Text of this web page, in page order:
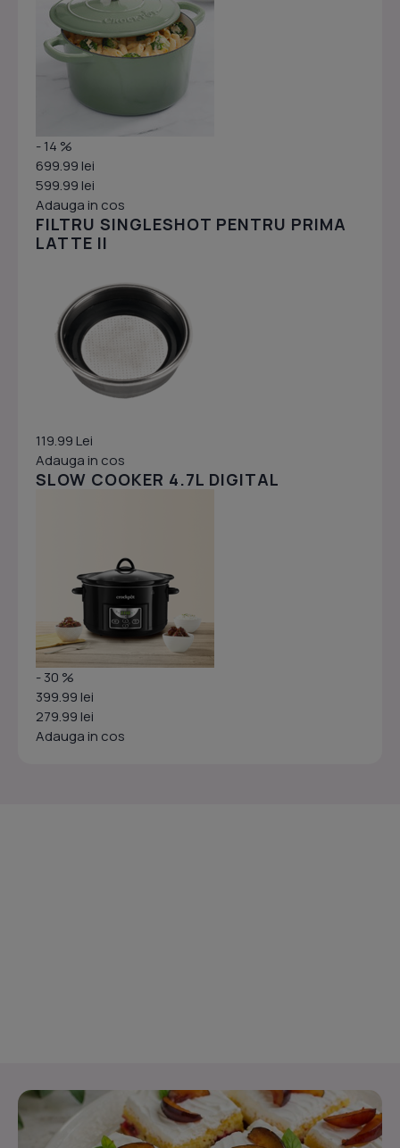
- 14 %
699.99 lei
599.99 lei
Adauga in cos
FILTRU SINGLESHOT PENTRU PRIMA
LATTE II
119.99 Lei
Adauga in cos
SLOW COOKER 4.7L DIGITAL
- 30 %
399.99 lei
279.99 lei
Adauga in cos